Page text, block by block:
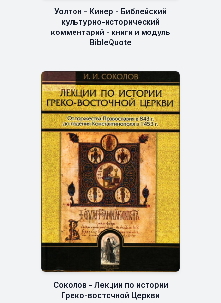
Уолтон - Кинер - Библейский
культурно-исторический
комментарий - книги и модуль
BibleQuote
Соколов - Лекции по истории
Греко-восточной Церкви